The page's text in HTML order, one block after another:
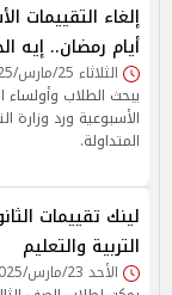
إلغاء التقييمات
أيام رمضان.. إيه
الثلاثاء 25/مارس/2025 - 10:34 ص
يبحث الطلاب وأولساء
الأسبوعية ورد وزارة
المتداولة.
التربية والتعليم
الأحد 23/مارس/2025 - 10:47 ص